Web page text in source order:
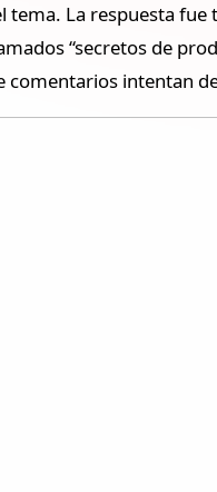
tema. La respuesta
“secretos de
comentarios intentan